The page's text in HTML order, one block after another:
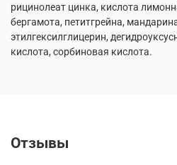
рицинолеат цинка, кислота
бергамота, петитгрейна,
этилгексилглицерин,
кислота, сорбиновая кислота.
Отзывы